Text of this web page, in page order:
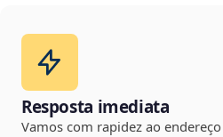
Resposta imediata
Vamos com rapidez ao